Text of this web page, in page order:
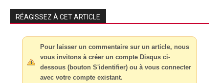
RÉAGISSEZ À CET ARTICLE
Pour laisser un commentaire sur un article, nous
vous invitons à créer un compte Disqus ci-
dessous (bouton S'identifier) ou à vous connecter
avec votre compte existant.